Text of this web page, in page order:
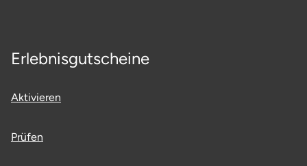
Erlebnisgutscheine
Aktivieren
Prüfen